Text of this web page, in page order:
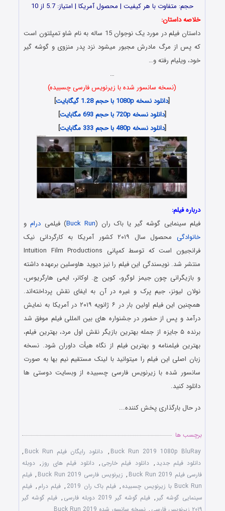
حجم: متفاوت با هر کیفیت | محصول آمریکا | امتیاز: 5.7 از 10
خلاصه داستان:
داستان فیلم در مورد یک نوجوان 15 ساله به نام شاو تمپلتون است
که پس از مرگ مادرش مجبور میشود نزد پدر منزوی و گوشه گیر
خود، ویلیام رفته و…
…
(نسخه سانسور شده با زیرنویس فارسی چسبیده)
[دانلود نسخه 1080p با حجم 1.28 گیگابایت
]
[دانلود نسخه 720p با حجم 693 مگابایت
]
[دانلود نسخه 480p با حجم 333 مگابایت ]
درباره فیلم:
فیلم سینمایی گوشه گیر یا باک ران (Buck Run) فیلمی درامو
خانوادگی
محصول سال ۲۰۱۹ کشور آمریکا به کارگردانی نیک
فرانجیون است که توسط کمپانی Intuition Film Productions
منتشر شد. نویسندگی این فیلم را نیز دیوید هاوسلین برعهده داشته
و بازیگرانی چون جیمز لوگرو، کوین ج. اوکانر، ایمی هارگریوس،
نولان لیونز، جیم پرک و غیره در آن به ایفای نقش پرداخته‌اند.
همچنین این فیلم اولین بار در ۶ ژانویه ۲۰۱۹ در آمریکا به نمایش
درآمد و پس از حضور در جشنواره های بین المللی فیلم موفق شد
برنده ۵ جایزه از جمله بهترین بازیگر نقش اول مرد، بهترین فیلم،
بهترین فیلمنامه و بهترین فیلم از نگاه هیأت داوران شود. نسخه
زبان اصلی این فیلم را میتوانید با لینک مستقیم نیم بها به صورت
سانسور شده با زیرنویس فارسی چسبیده از وبسایت دوستی ها
دانلود کنید.
در حال بارگذاری پخش کننده...
برچسب ها
Buck Run 2019 1080p BluRay
, دانلود رایگان فیلم Buck Run
,
دانلود فیلم جدید , دانلود فیلم خارجی , دانلود فیلم های روز , دوبله
فارسی فیلم Buck Run 2019
, زیرنویس فارسی Buck Run 2019 , فیلم
Buck Run با زیرنویس چسبیده
, فیلم باک ران 2019 , فیلم درام , فیلم
سینمایی گوشه گیر , فیلم گوشه گیر 2019 دوبله فارسی , فیلم گوشه گیر